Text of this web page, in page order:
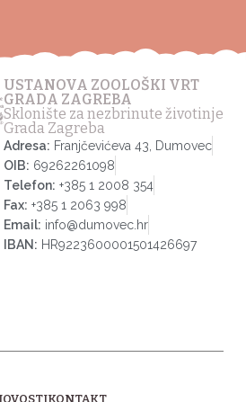
USTANOVA ZOOLOŠKI VRT
GRADA ZAGREBA
Sklonište za nezbrinute životinje
Grada Zagreba
Adresa: Franjčevićeva 43, Dumovec
OIB: 69262261098
Telefon: +385 1 2008 354
Fax: +385 1 2063 998
Email: info@dumovec.hr
IBAN: HR9223600001501426697
KONTAKT